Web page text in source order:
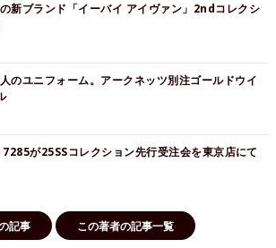
新ブランド「イーバイ アイヴァン」2ndコレクシ
のユニフォーム。アークネッツ別注ゴールドウイ
7285が25SSコレクション先行受注会を東京店にて
記事 この著者の記事一覧